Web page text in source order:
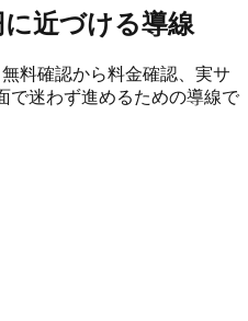
近づける導線
料確認から料金確認、実サ
で迷わず進めるための導線で